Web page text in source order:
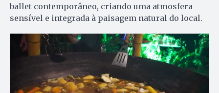
ballet contemporâneo, criando uma atmosfera
sensível e integrada à paisagem natural do local.